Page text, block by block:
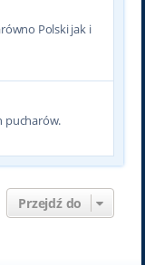
Polski jak i
pucharów.
Przejdź do